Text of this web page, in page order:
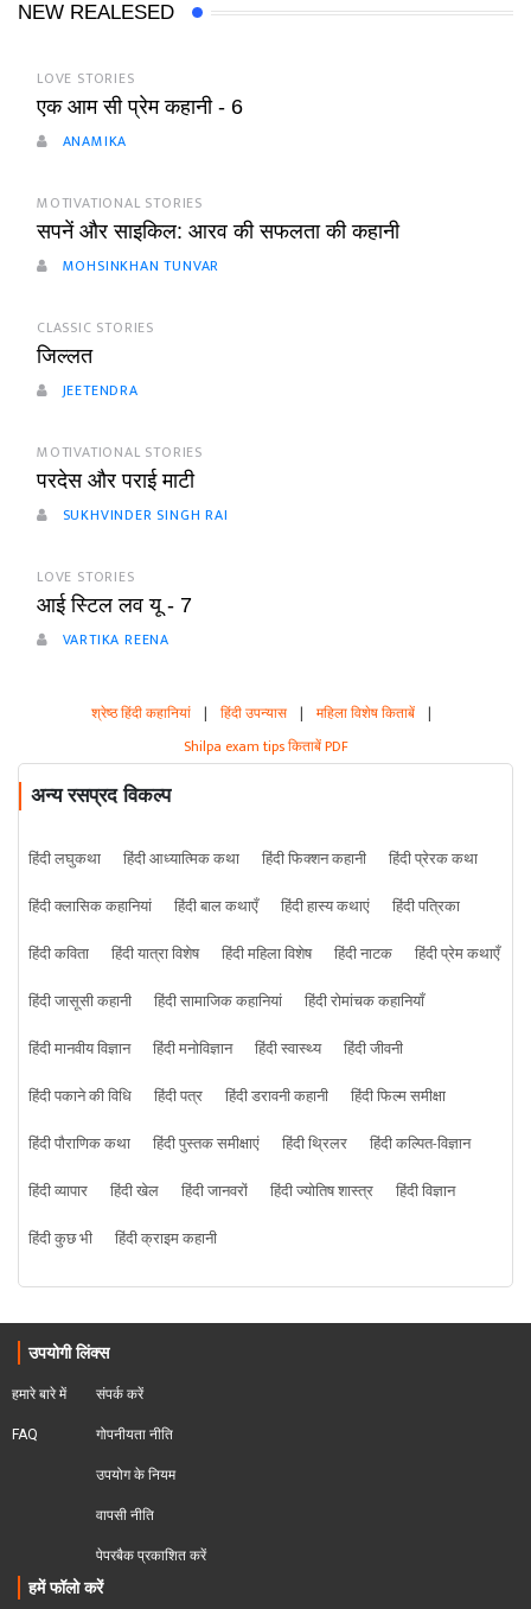
NEW REALESED
LOVE STORIES
एक आम सी प्रेम कहानी - 6
ANAMIKA
MOTIVATIONAL STORIES
सपनें और साइकिल: आरव की सफलता की कहानी
MOHSINKHAN TUNVAR
CLASSIC STORIES
जिल्लत
JEETENDRA
MOTIVATIONAL STORIES
परदेस और पराई माटी
SUKHVINDER SINGH RAI
LOVE STORIES
आई स्टिल लव यू - 7
VARTIKA REENA
श्रेष्ठ हिंदी कहानियां | हिंदी उपन्यास | महिला विशेष किताबें |
Shilpa exam tips किताबें PDF
अन्य रसप्रद विकल्प
हिंदी लघुकथा हिंदी आध्यात्मिक कथा हिंदी फिक्शन कहानी
हिंदी प्रेरक कथा
हिंदी क्लासिक कहानियां
हिंदी बाल कथाएँ हिंदी हास्य कथाएं
हिंदी पत्रिका
हिंदी कविता
हिंदी यात्रा विशेष हिंदी महिला विशेष हिंदी नाटक
हिंदी प्रेम कथाएँ
हिंदी जासूसी कहानी
हिंदी सामाजिक कहानियां
हिंदी रोमांचक कहानियाँ
हिंदी मानवीय विज्ञान
हिंदी मनोविज्ञान हिंदी स्वास्थ्य
हिंदी जीवनी
हिंदी पकाने की विधि
हिंदी पत्र हिंदी डरावनी कहानी
हिंदी फिल्म समीक्षा
हिंदी पौराणिक कथा
हिंदी पुस्तक समीक्षाएं हिंदी थ्रिलर
हिंदी कल्पित-विज्ञान
हिंदी व्यापार
हिंदी खेल हिंदी जानवरों हिंदी ज्योतिष शास्त्र
हिंदी विज्ञान
हिंदी कुछ भी
हिंदी क्राइम कहानी
उपयोगी लिंक्स
हमारे बारे में
FAQ
संपर्क करें
गोपनीयता नीति
उपयोग के नियम
वापसी नीति
पेपरबैक प्रकाशित करें
हमें फॉलो करें